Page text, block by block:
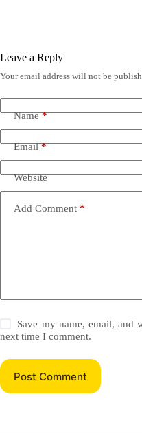
Leave a Reply
Your email address will not be
Name*
Email*
Website
Add Comment *
Save my name, email, and
next time I comment.
Post Comment